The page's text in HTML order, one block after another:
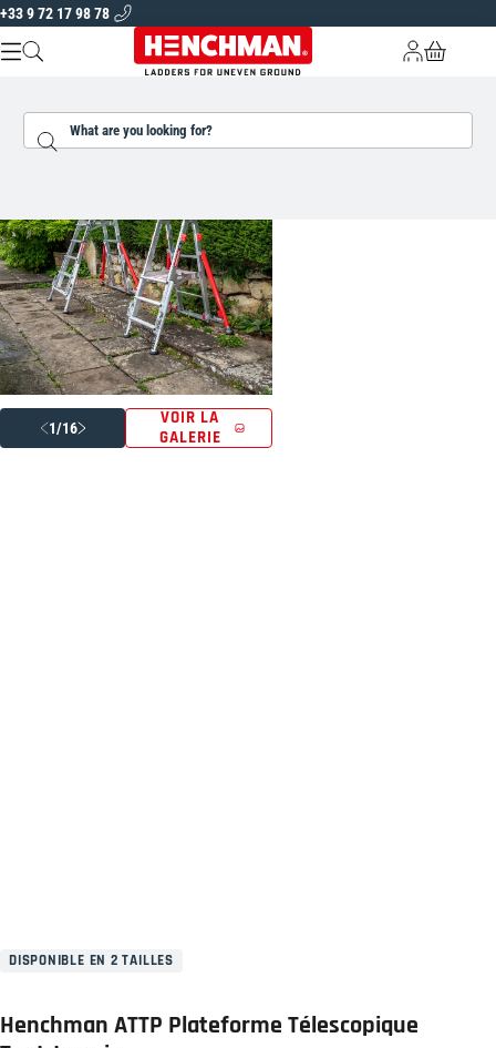
+33 9 72 17 98 78
A PROPOS DE NOUS
ÉCHELLES ET PLATES-FORMES
FR |EUR
Search...
Home/Henchman ATTP Plateforme Télescopique Tout-terrain
1/16
VOIR LA
GALERIE
DISPONIBLE EN 2 TAILLES
Henchman ATTP Plateforme Télescopique